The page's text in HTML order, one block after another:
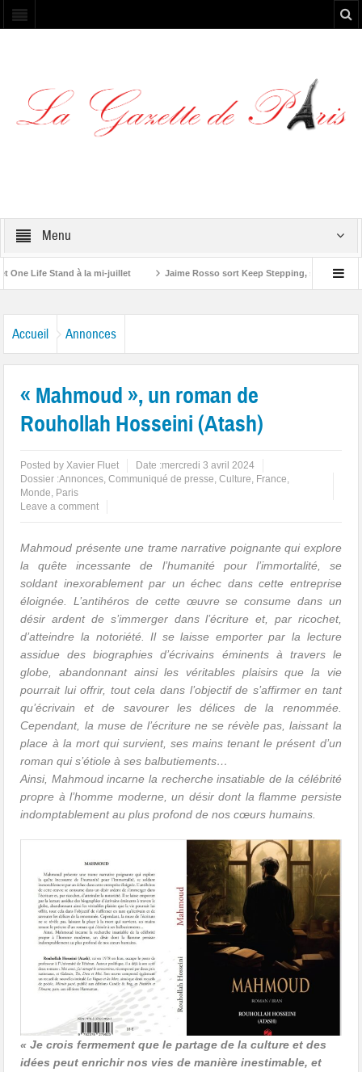
Menu
Life Stand à la mi-juillet Jaime Rosso sort Keep Stepping, son nouvel EP
Accueil Annonces
« Mahmoud », un roman de
Rouhollah Hosseini (Atash)
Posted byXavier Fluet Date :mercredi 3 avril 2024
Dossier :Annonces,Communiqué de presse,Culture, France,
Monde, Paris
Leave a comment
Mahmoud présente une trame narrative poignante qui explore
la quête incessante de l’humanité pour l’immortalité, se
soldant inexorablement par un échec dans cette entreprise
éloignée. L’antihéros de cette œuvre se consume dans un
désir ardent de s’immerger dans l’écriture et, par ricochet,
d’atteindre la notoriété. Il se laisse emporter par la lecture
assidue des biographies d’écrivains éminents à travers le
globe, abandonnant ainsi les véritables plaisirs que la vie
pourrait lui offrir, tout cela dans l’objectif de s’affirmer en tant
qu’écrivain et de savourer les délices de la renommée.
Cependant, la muse de l’écriture ne se révèle pas, laissant la
place à la mort qui survient, ses mains tenant le présent d’un
roman qui s’étiole à ses balbutiements…
Ainsi, Mahmoud incarne la recherche insatiable de la célébrité
propre à l’homme moderne, un désir dont la flamme persiste
indomptablement au plus profond de nos cœurs humains.
« Je crois fermement que le partage de la culture et des
idées peut enrichir nos vies de manière inestimable, et